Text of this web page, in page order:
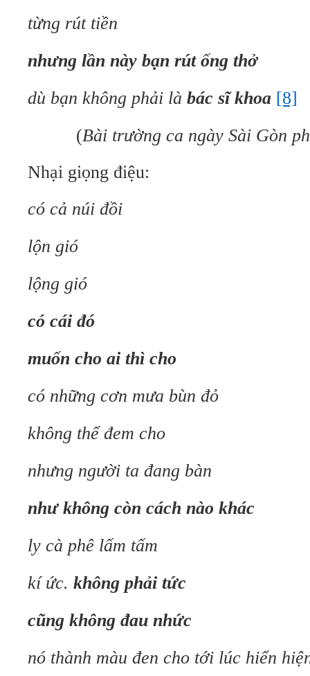
từng rút tiền
nhưng lần này bạn rút ống thở
dù bạn không phải là bác sĩ khoa [8]
(Bài trường ca ngày Sài Gòn
Nhại giọng điệu:
có cả núi đồi
lộn gió
lộng gió
có cái đó
muốn cho ai thì cho
có những cơn mưa bùn đỏ
không thể đem cho
nhưng người ta đang bàn
như không còn cách nào khác
ly cà phê lấm tấm
kí ức. không phải tức
cũng không đau nhức
nó thành màu đen cho tới lúc hiển